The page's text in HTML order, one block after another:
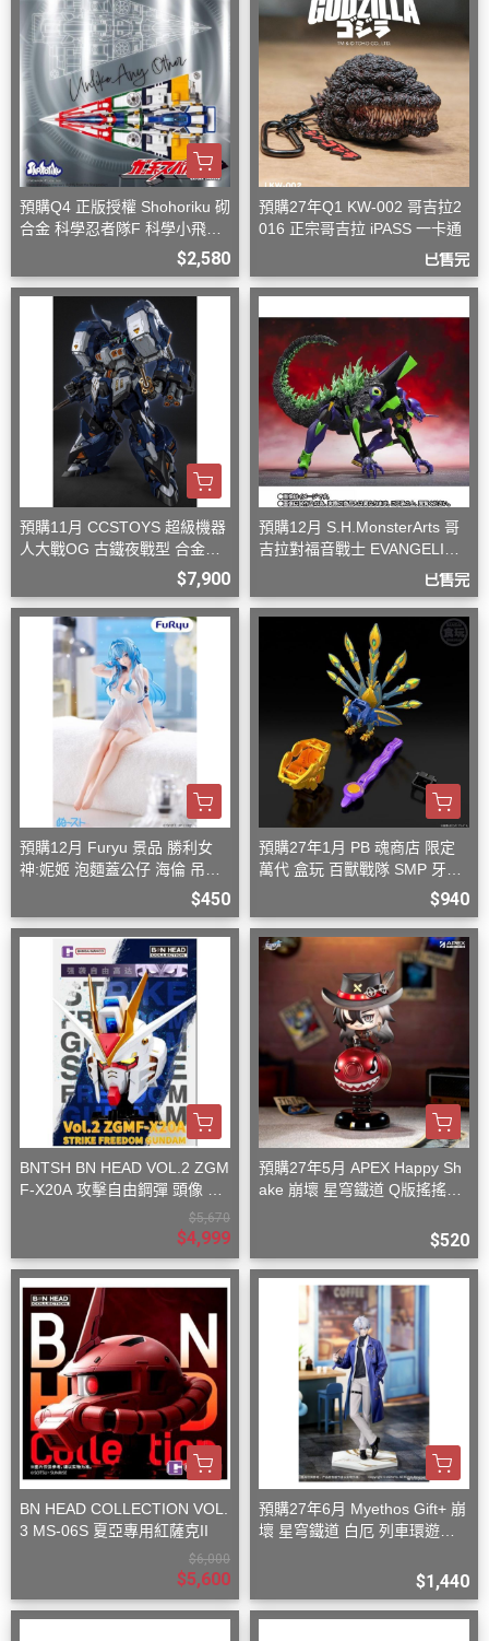
預購Q4 正版授權 Shohoriku 砌
合金 科學忍者隊F 科學小飛俠
$2,580
預購27年Q1 KW-002 哥吉拉2
016 正宗哥吉拉 iPASS 一卡通
已售完
預購11月 CCSTOYS 超級機器
人大戰OG 古鐵夜戰型 合金可
$7,900
預購12月 S.H.MonsterArts 哥
吉拉對福音戰士 EVANGELION
已售完
預購12月 Furyu 景品 勝利女
神:妮姬 泡麵蓋公仔 海倫 吊帶
$450
預購27年1月 PB 魂商店 限定
萬代 盒玩 百獸戰隊 SMP 牙吠
$940
BNTSH BN HEAD VOL.2 ZGM
F-X20A 攻擊自由鋼彈 頭像 53
$5,670
$4,999
預購27年5月 APEX Happy Sh
ake 崩壞 星穹鐵道 Q版搖搖樂
$520
BN HEAD COLLECTION VOL.
3 MS-06S 夏亞專用紅薩克II
$6,000
$5,600
預購27年6月 Myethos Gift+ 崩
壞 星穹鐵道 白厄 列車環遊記V
$1,440